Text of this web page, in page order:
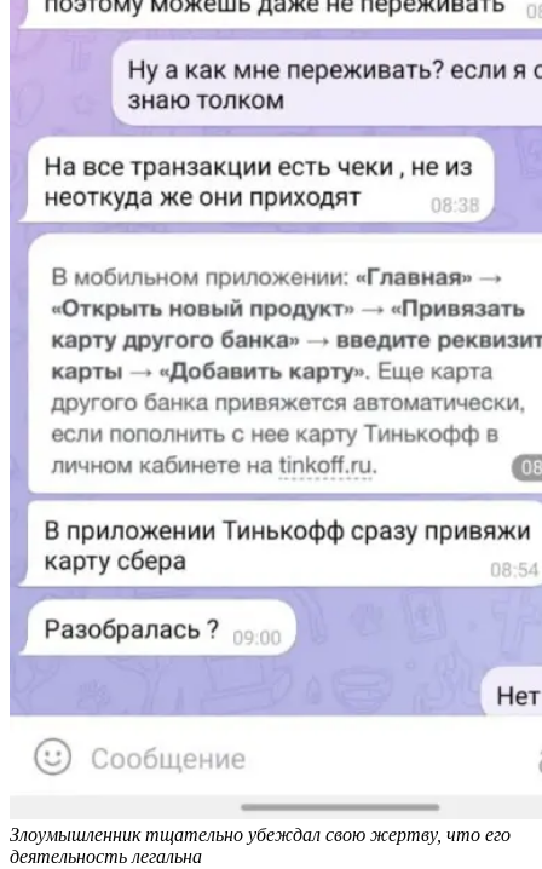
Злоумышленник тщательно убеждал свою жертву, что его
деятельность легальна